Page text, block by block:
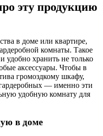
эту продукцию
в доме или квартире,
комнаты. Такое
удобно хранить не только
аксессуары. Чтобы в
громоздкому шкафу,
— именно эти
удобную комнату для
в доме